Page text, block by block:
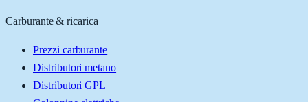
Carburante & ricarica
Prezzi carburante
Distributori metano
Distributori GPL